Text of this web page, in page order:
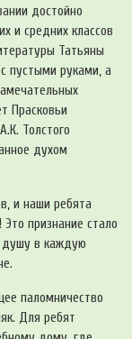
достойно
и средних классов
Татьяны
пустыми руками, а
Прасковьи
Толстого
духом
и наши ребята
признание стало
душу в каждую
паломничество
Для ребят